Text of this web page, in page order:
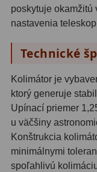
Redukcia 1,25" a 2"
Okulárové výťahy
Binohlavy3
Kolimátory22
Svietidlá 5
poskytuje okamžitú
nastavenia
Technické
Kolimátor je
ktorý generuje
Upínací priemer
u väčšiny
Konštrukcia
minimálnymi
spoľahlivú